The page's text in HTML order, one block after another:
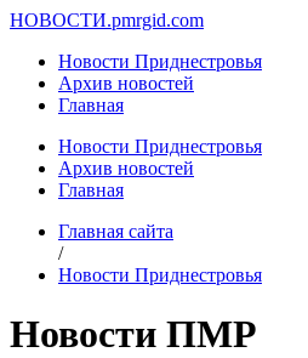
НОВОСТИ.pmrgid.com
Новости Приднестровья
Архив новостей
Главная
Новости Приднестровья
Архив новостей
Главная
Главная сайта
/
Новости Приднестровья
Новости ПМР